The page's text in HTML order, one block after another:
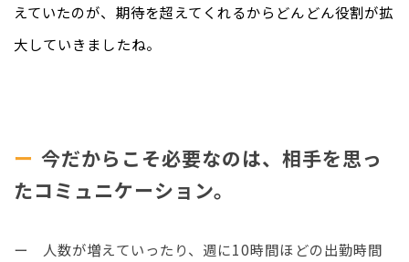
えていたのが、期待を超えてくれるからどんどん役割が拡
大していきましたね。
今だからこそ必要なのは、相手を思っ
たコミュニケーション。
ー　人数が増えていったり、週に10時間ほどの出勤時間